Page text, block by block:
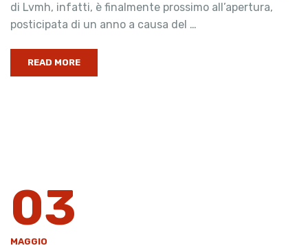
di Lvmh, infatti, è finalmente prossimo all’apertura,
posticipata di un anno a causa del …
READ MORE
03
MAGGIO